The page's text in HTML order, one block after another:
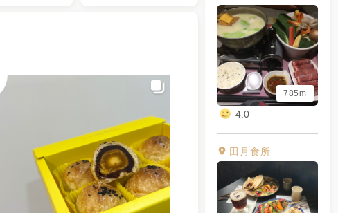
785m
4.0
田月食所